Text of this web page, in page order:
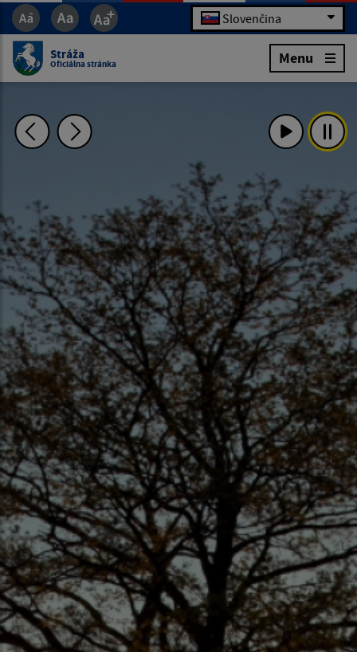
Slovenčina
Stráža
Oficiálna stránka Menu